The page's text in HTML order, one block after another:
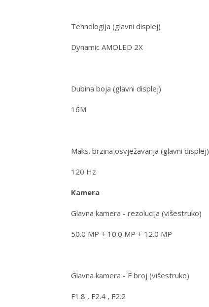
Tehnologija (glavni displej)
Dynamic AMOLED 2X
Dubina boja (glavni displej)
16M
Maks. brzina osvježavanja (glavni displej)
120 Hz
Kamera
Glavna kamera - rezolucija (višestruko)
50.0 MP + 10.0 MP + 12.0 MP
Glavna kamera - F broj (višestruko)
F1.8 , F2.4 , F2.2